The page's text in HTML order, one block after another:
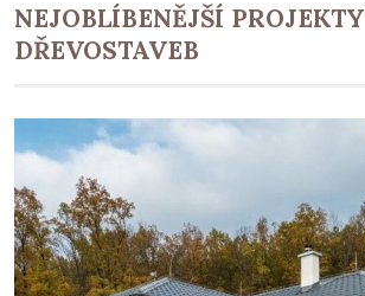
NEJOBLÍBENĚJŠÍ PROJEKTY
DŘEVOSTAVEB